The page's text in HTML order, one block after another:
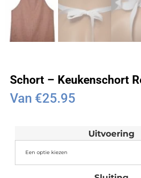
Schort – Keukenschort
Van €25.95
Uitvoering
Een optie kiezen